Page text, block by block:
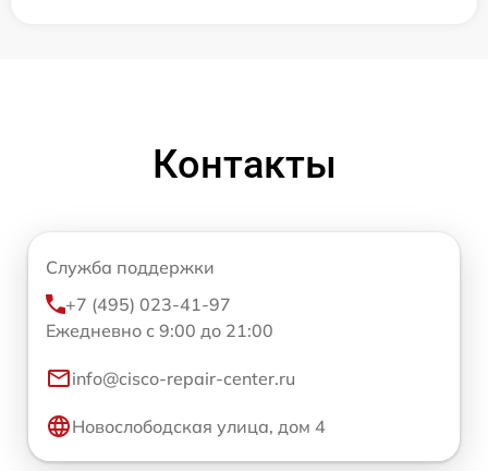
Контакты
Служба поддержки
+7 (495) 023-41-97
Ежедневно с 9:00 до 21:00
info@cisco-repair-center.ru
Новослободская улица, дом 4